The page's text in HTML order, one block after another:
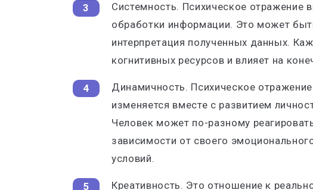
Системность. Психическое отражение
обработки информации. Это может
интерпретация полученных данных.
когнитивных ресурсов и влияет на
Динамичность. Психическое
изменяется вместе с развитием
Человек может по-разному
зависимости от своего
условий.
Креативность. Это отношение к